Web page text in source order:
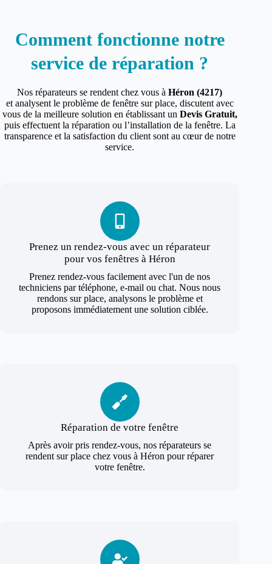
Comment fonctionne notre
service de réparation ?
Nos réparateurs se rendent chez vous àHéron (4217)
et analysent le problème de fenêtre sur place, discutent avec
vous de la meilleure solution en établissant un Devis Gratuit,
puis effectuent la réparation ou l’installation de la fenêtre. La
transparence et la satisfaction du client sont au cœur de notre
service.
Prenez un rendez-vous avec un réparateur
pour vos fenêtres à Héron
Prenez rendez-vous facilement avec l'un de nos
techniciens par téléphone, e-mail ou chat. Nous nous
rendons sur place, analysons le problème et
proposons immédiatement une solution ciblée.
Réparation de votre fenêtre
Après avoir pris rendez-vous, nos réparateurs se
rendent sur place chez vous à Héron pour réparer
votre fenêtre.